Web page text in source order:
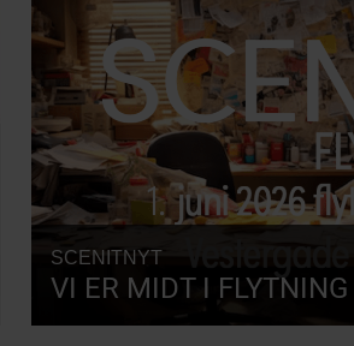
SCENITNYT
VI ER MIDT I FLYTNING